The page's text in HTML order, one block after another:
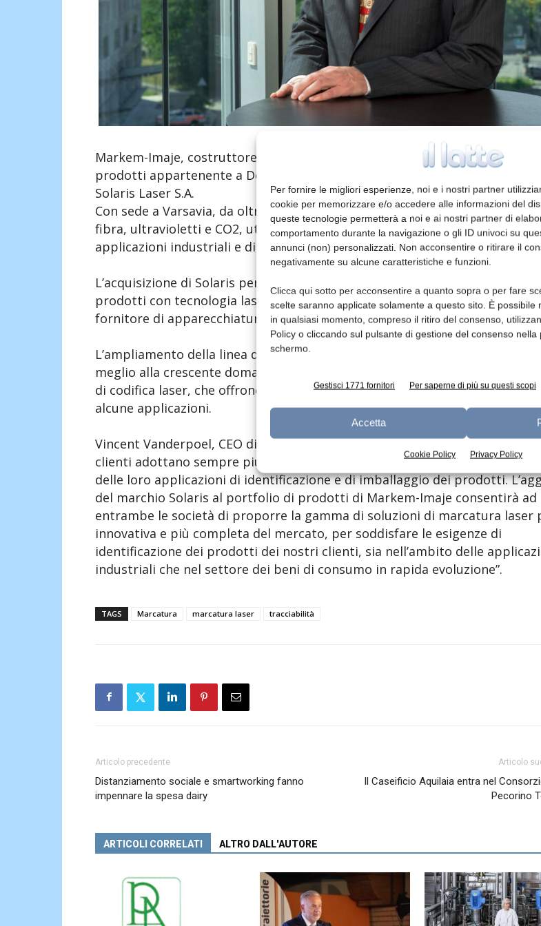
Per fornire le migliori esperienze, noi e i nostri partner
cookie per memorizzare e/o accedere alle informazioni del
queste tecnologie permetterà a noi e ai nostri partner di
comportamento durante la navigazione o gli ID univoci su
annunci (non) personalizzati. Non acconsentire o ritirare il
negativamente su alcune caratteristiche e funzioni.
Clicca qui sotto per acconsentire a quanto sopra o per fare
scelte saranno applicate solamente a questo sito. È possibile
in qualsiasi momento, compreso il ritiro del consenso,
Policy o cliccando sul pulsante di gestione del consenso
schermo.
Gestisci 1771 fornitori Per saperne di più su questi scopi
Accetta
Cookie Policy Privacy Policy
Markem-Imaje, costruttore di soluzioni di identificazione e tracciabilità dei
prodotti appartenente a Dover Corporation, ha annunciato l’acquisizione di
Solaris Laser S.A.
Con sede a Varsavia, da oltre 25 anni Solaris fornisce sistemi laser
fibra, ultravioletti e CO2, utilizzati per la marcatura e la codifica dei
applicazioni industriali e di imballaggio in numerosi mercati finali.
L’acquisizione di Solaris permette a Markem-Imaje di estendere la sua linea
prodotti con tecnologia laser e di rafforzare ulteriormente la sua
fornitore di apparecchiature per l’identificazione e la tracciabilità.
L’ampliamento della linea di prodotti consentirà a Markem-Imaje di
meglio alla crescente domanda da parte dei clienti nei confronti delle
di codifica laser, che offrono vantaggi di affidabilità e produttività cruciali
alcune applicazioni.
Vincent Vanderpoel, CEO di Markem-Imaje (in foto), ha dichiarato: “I nostri
clienti adottano sempre più soluzioni di marcatura laser per la maggior
delle loro applicazioni di identificazione e di imballaggio dei prodotti.
del marchio Solaris al portfolio di prodotti di Markem-Imaje consentirà ad
entrambe le società di proporre la gamma di soluzioni di marcatura laser
innovativa e più completa del mercato, per soddisfare le esigenze di
identificazione dei prodotti dei nostri clienti, sia nell’ambito delle
industriali che nel settore dei beni di consumo in rapida evoluzione”.
TAGS Marcatura marcatura laser tracciabilità
Articolo precedente
Distanziamento sociale e smartworking fanno
impennare la spesa dairy
Articolo
Il Caseificio Aquilaia entra nel
Pecorino
ARTICOLI CORRELATI ALTRO DALL'AUTORE